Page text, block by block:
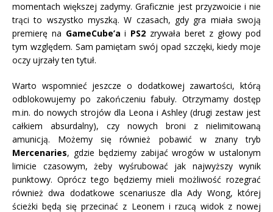
momentach większej zadymy. Graficznie jest przyzwoicie i nie
trąci to wszystko myszką. W czasach, gdy gra miała swoją
premierę na GameCube’a i PS2 zrywała beret z głowy pod
tym względem. Sam pamiętam swój opad szczęki, kiedy moje
oczy ujrzały ten tytuł.
Warto wspomnieć jeszcze o dodatkowej zawartości, którą
odblokowujemy po zakończeniu fabuły. Otrzymamy dostęp
m.in. do nowych strojów dla Leona i Ashley (drugi zestaw jest
całkiem absurdalny), czy nowych broni z nielimitowaną
amunicją. Możemy się również pobawić w znany tryb
Mercenaries, gdzie będziemy zabijać wrogów w ustalonym
limicie czasowym, żeby wyśrubować jak najwyższy wynik
punktowy. Oprócz tego będziemy mieli możliwość rozegrać
również dwa dodatkowe scenariusze dla Ady Wong, której
ścieżki będą się przecinać z Leonem i rzucą widok z nowej